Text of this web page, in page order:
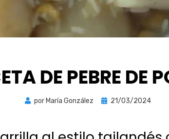
DE PEBRE DE
por María González
Publicada
21/03/2024